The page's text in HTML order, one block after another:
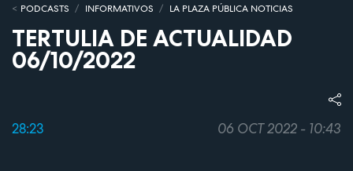
PODCASTS INFORMATIVOS LA PLAZA PÚBLICA NOTICIAS
TERTULIA DE ACTUALIDAD
06/10/2022
28:23 06 OCT 2022 - 10:43